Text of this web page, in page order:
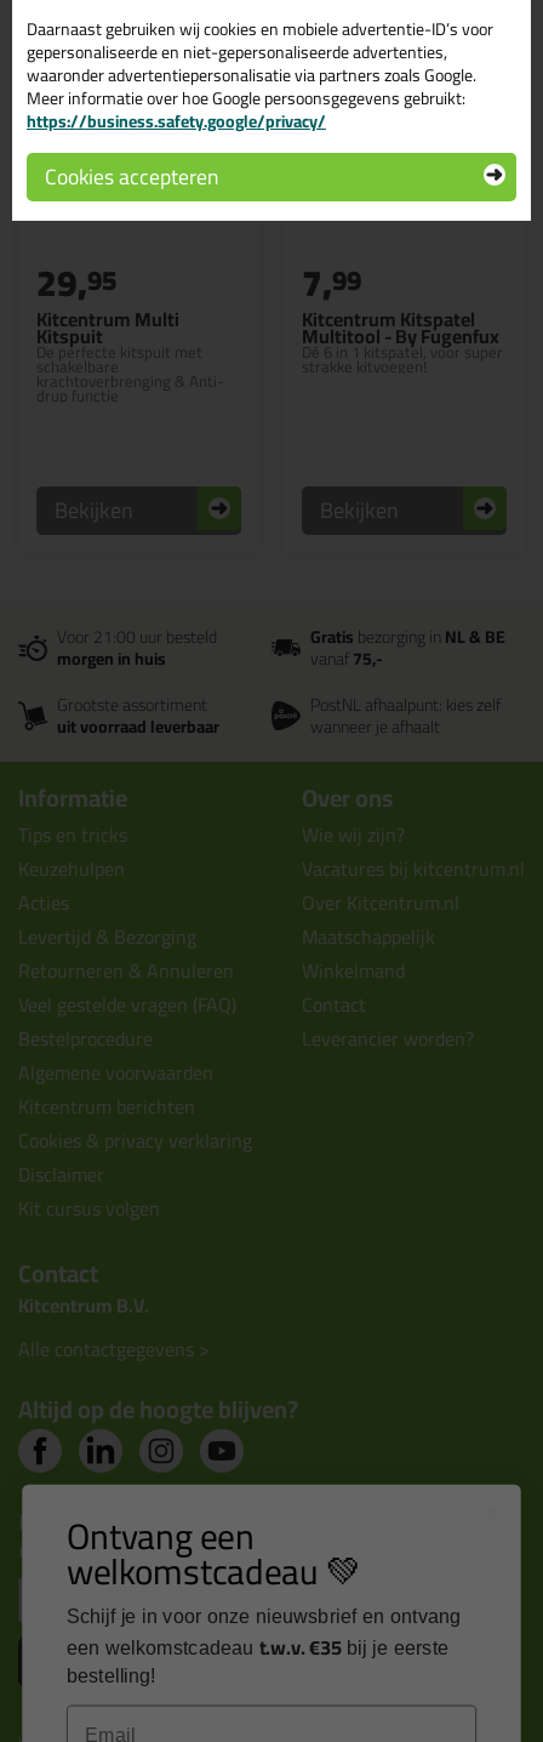
Kitcentrum Multi
Kitspuit
De perfecte kitspuit met
schakelbare
krachtoverbrenging & Anti-
drup functie
29,95
Bekijken
Kitcentrum Kitspatel
Multitool - By Fugenfux
Dé 6 in 1 kitspatel, voor super
strakke kitvoegen!
7,99
Bekijken
Voor 21:00 uur besteld
morgen in huis
Gratisbezorging inNL & BE
vanaf75,-
Grootste assortiment
uit voorraad leverbaar
PostNL afhaalpunt: kies zelf
wanneer je afhaalt
Informatie
Tips en tricks
Keuzehulpen
Acties
Levertijd & Bezorging
Retourneren & Annuleren
Veel gestelde vragen (FAQ)
Bestelprocedure
Algemene voorwaarden
Kitcentrum berichten
Cookies & privacy verklaring
Disclaimer
Kit cursus volgen
Over ons
Wie wij zijn?
Vacatures bij kitcentrum.nl
Over Kitcentrum.nl
Maatschappelijk
Winkelmand
Contact
Leverancier worden?
Contact
Kitcentrum B.V.
Alle contactgegevens >
Altijd op de hoogte blijven?
Nieuws, tips en exclusieve deals rechtstreeks in je
inbox
Inschrijven
Daarnaast gebruiken wij cookies en mobiele advertentie-ID’s voor
gepersonaliseerde en niet-gepersonaliseerde advertenties,
waaronder advertentiepersonalisatie via partners zoals Google.
Meer informatie over hoe Google persoonsgegevens gebruikt:
https://business.safety.google/privacy/
Cookies accepteren
Ontvang een
welkomstcadeau 💚
Schijf je in voor onze nieuwsbrief en ontvang
een welkomstcadeau t.w.v. €35 bij je eerste
bestelling!
Email